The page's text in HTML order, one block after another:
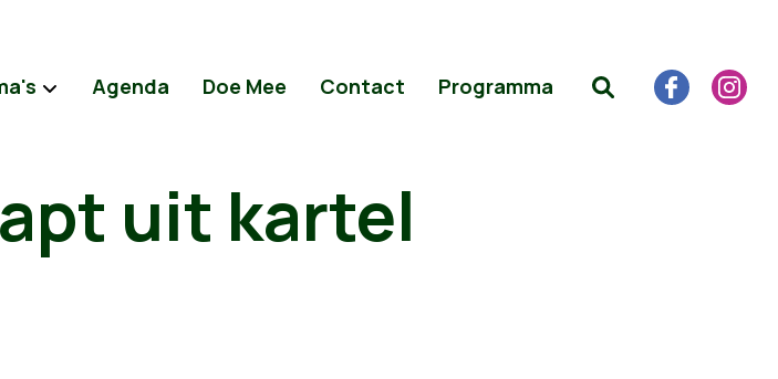
Agenda Doe Mee Contact Programma
uit kartel